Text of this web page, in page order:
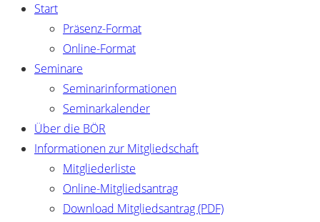
the
Start
Präsenz-Format
Online-Format
Seminare
Seminarinformationen
Seminarkalender
Über die BÖR
Informationen zur Mitgliedschaft
Mitgliederliste
Online-Mitgliedsantrag
Download Mitgliedsantrag (PDF)